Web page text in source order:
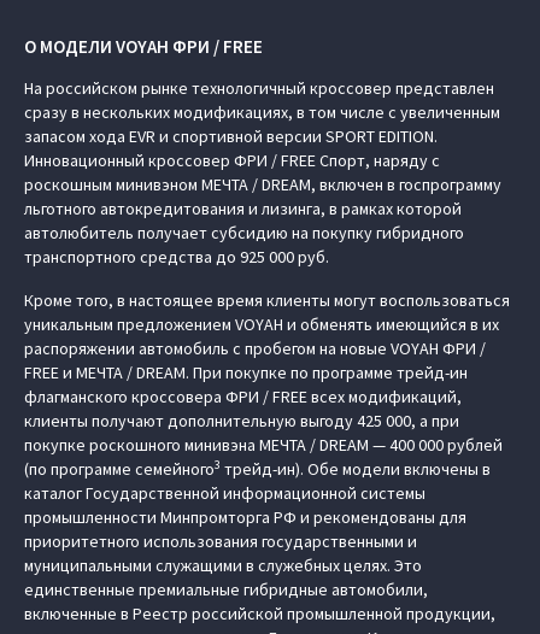
О МОДЕЛИ VOYAH ФРИ / FREE
На российском рынке технологичный кроссовер представлен
сразу в нескольких модификациях, в том числе с увеличенным
запасом хода EVR и спортивной версии SPORT EDITION.
Инновационный кроссовер ФРИ / FREE Спорт, наряду с
роскошным минивэном МЕЧТА / DREAM, включен в госпрограмму
льготного автокредитования и лизинга, в рамках которой
автолюбитель получает субсидию на покупку гибридного
транспортного средства до 925 000 руб.
Кроме того, в настоящее время клиенты могут воспользоваться
уникальным предложением VOYAH и обменять имеющийся в их
распоряжении автомобиль с пробегом на новые VOYAH ФРИ /
FREE и МЕЧТА / DREAM. При покупке по программе трейд-ин
флагманского кроссовера ФРИ / FREE всех модификаций,
клиенты получают дополнительную выгоду 425 000, а при
покупке роскошного минивэна МЕЧТА / DREAM — 400 000 рублей
(по программе семейного3 трейд-ин). Обе модели включены в
каталог Государственной информационной системы
промышленности Минпромторга РФ и рекомендованы для
приоритетного использования государственными и
муниципальными служащими в служебных целях. Это
единственные премиальные гибридные автомобили,
включенные в Реестр российской промышленной продукции,